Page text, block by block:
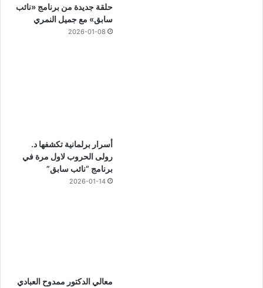
حلقة جديدة من برنامج «نائب
سابق» مع جميل النمري
2026-01-08
أسرار برلمانية تكشفها د.
رولى الحروب لاول مرة في
برنامج “نائب سابق”
2026-01-14
معالي الدكتور ممدوح العبادي